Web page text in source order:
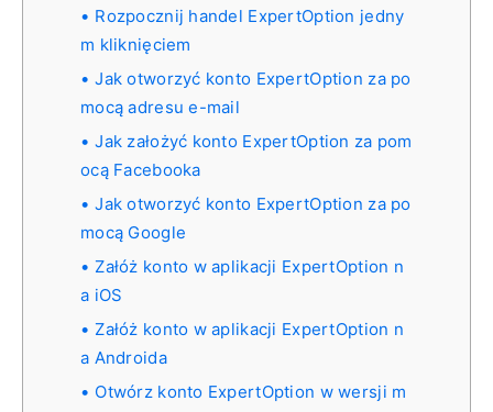
Rozpocznij handel ExpertOption jedny
m kliknięciem
Jak otworzyć konto ExpertOption za po
mocą adresu e-mail
Jak założyć konto ExpertOption za pom
ocą Facebooka
Jak otworzyć konto ExpertOption za po
mocą Google
Załóż konto w aplikacji ExpertOption n
a iOS
Załóż konto w aplikacji ExpertOption n
a Androida
Otwórz konto ExpertOption w wersji m